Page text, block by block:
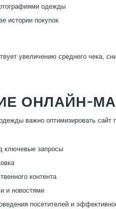
одежды
истории покупок
увеличению среднего чека,
ОНЛАЙН-
важно оптимизировать
ключевые запросы
контента
и новостями
посетителей и